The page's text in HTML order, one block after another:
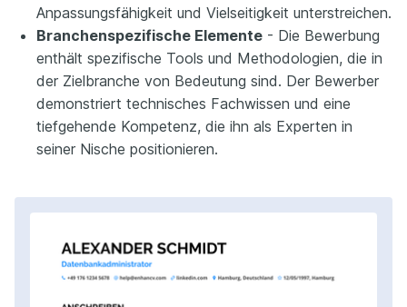
Anpassungsfähigkeit und Vielseitigkeit unterstreichen.
Branchenspezifische Elemente - Die Bewerbung
enthält spezifische Tools und Methodologien, die in
der Zielbranche von Bedeutung sind. Der Bewerber
demonstriert technisches Fachwissen und eine
tiefgehende Kompetenz, die ihn als Experten in
seiner Nische positionieren.